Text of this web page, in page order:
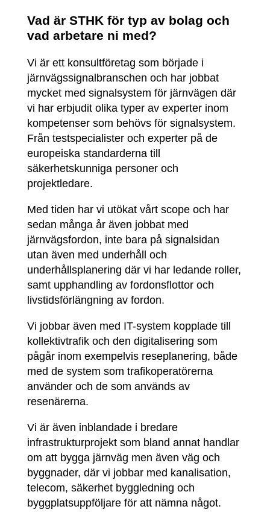
Vad är STHK för typ av bolag och
vad arbetare ni med?
Vi är ett konsultföretag som började i
järnvägssignalbranschen och har jobbat
mycket med signalsystem för järnvägen där
vi har erbjudit olika typer av experter inom
kompetenser som behövs för signalsystem.
Från testspecialister och experter på de
europeiska standarderna till
säkerhetskunniga personer och
projektledare.
Med tiden har vi utökat vårt scope och har
sedan många år även jobbat med
järnvägsfordon, inte bara på signalsidan
utan även med underhåll och
underhållsplanering där vi har ledande roller,
samt upphandling av fordonsflottor och
livstidsförlängning av fordon.
Vi jobbar även med IT-system kopplade till
kollektivtrafik och den digitalisering som
pågår inom exempelvis reseplanering, både
med de system som trafikoperatörerna
använder och de som används av
resenärerna.
Vi är även inblandade i bredare
infrastrukturprojekt som bland annat handlar
om att bygga järnväg men även väg och
byggnader, där vi jobbar med kanalisation,
telecom, säkerhet byggledning och
byggplatsuppföljare för att nämna något.